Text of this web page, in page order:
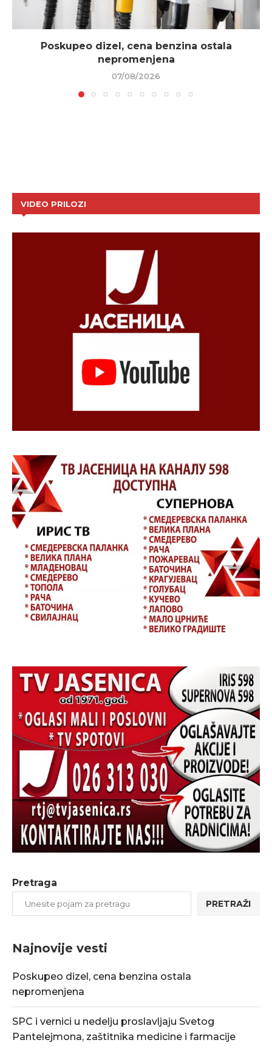
Poskupeo dizel, cena benzina ostala
nepromenjena
07/08/2026
VIDEO PRILOZI
Pretraga
PRETRAŽI
Najnovije vesti
Poskupeo dizel, cena benzina ostala
nepromenjena
SPC i vernici u nedelju proslavljaju Svetog
Pantelejmona, zaštitnika medicine i farmacije